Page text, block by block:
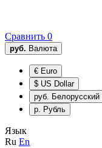
Сравнить 0
руб. Валюта
€ Euro
$ US Dollar
руб. Белорусский
р. Рубль
Язык
Ru En